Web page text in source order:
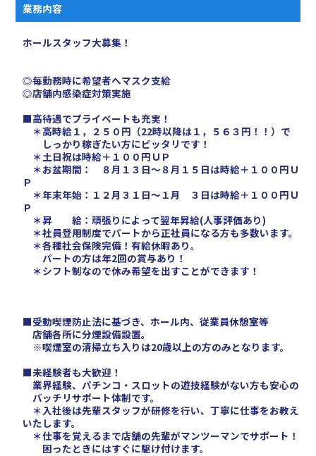
業務内容
ホールスタッフ大募集！
◎毎勤務時に希望者へマスク支給
◎店舗内感染症対策実施
■高待遇でプライベートも充実！
＊高時給１，２５０円（22時以降は１，５６３円！！）で
しっかり稼ぎたい方にピッタリです！
＊土日祝は時給＋１００円ＵＰ
＊お盆期間： ８月１３日～８月１５日は時給＋１００円Ｕ
Ｐ
＊年末年始：１２月３１日～１月 ３日は時給＋１００円Ｕ
Ｐ
＊昇 給：頑張りによって翌年昇給(人事評価あり)
＊社員登用制度でパートから正社員になる方も多数います。
＊各種社会保険完備！有給休暇あり。
パートの方は年2回の賞与あり！
＊シフト制なので休み希望を出すことができます！
■受動喫煙防止法に基づき、ホール内、従業員休憩室等
店舗各所に分煙設備設置。
※喫煙室の清掃立ち入りは20歳以上の方のみとなります。
■未経験者も大歓迎！
業界経験、パチンコ・スロットの遊技経験がない方も安心の
バッチリサポート体制です。
＊入社後は先輩スタッフが研修を行い、丁寧に仕事をお教え
いたします。
＊仕事を覚えるまで店舗の先輩がマンツーマンでサポート！
困ったときにはすぐに駆け付けます。